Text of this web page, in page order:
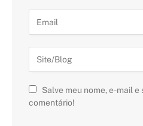
Salve meu nome, e-mail
comentário!